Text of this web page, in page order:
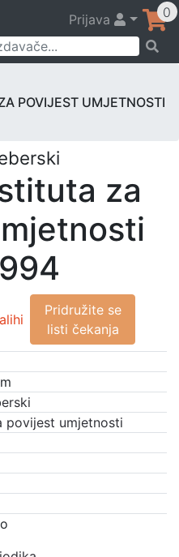
Prijava 0
POVIJEST UMJETNOSTI
za
Pridružite se
listi čekanja
povijest umjetnosti